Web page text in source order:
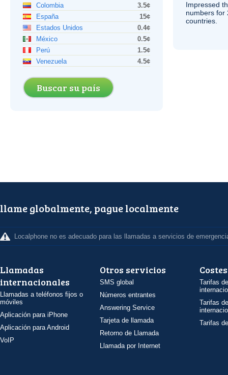
Colombia
3.5¢
España
15¢
Estados Unidos
0.4¢
México
0.5¢
Perú
1.5¢
Venezuela
4.5¢
Buscar su país
Impressed
numbers for
countries.
llame globalmente, pague localmente
Localphone no es adecuado para las llamadas a servicios de
Llamadas
internacionales
Llamadas a teléfonos fijos o
móviles
Aplicación para iPhone
Aplicación para Android
VoIP
Otros servicios
SMS global
Números entrantes
Answering Service
Tarjeta de llamada
Retorno de Llamada
Llamada por Internet
Costes
Tarifas
Tarifas
Tarifas